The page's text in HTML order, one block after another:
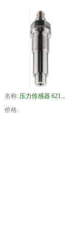
名称: 压力传感器 621...
价格: